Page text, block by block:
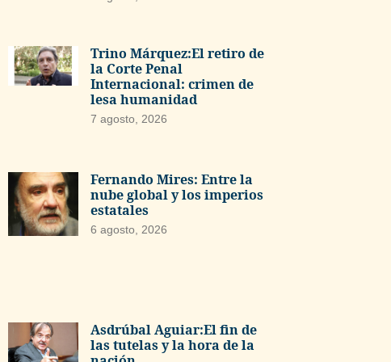
Trino Márquez:El retiro de
la Corte Penal
Internacional: crimen de
lesa humanidad
7 agosto, 2026
Fernando Mires: Entre la
nube global y los imperios
estatales
6 agosto, 2026
Asdrúbal Aguiar:El fin de
las tutelas y la hora de la